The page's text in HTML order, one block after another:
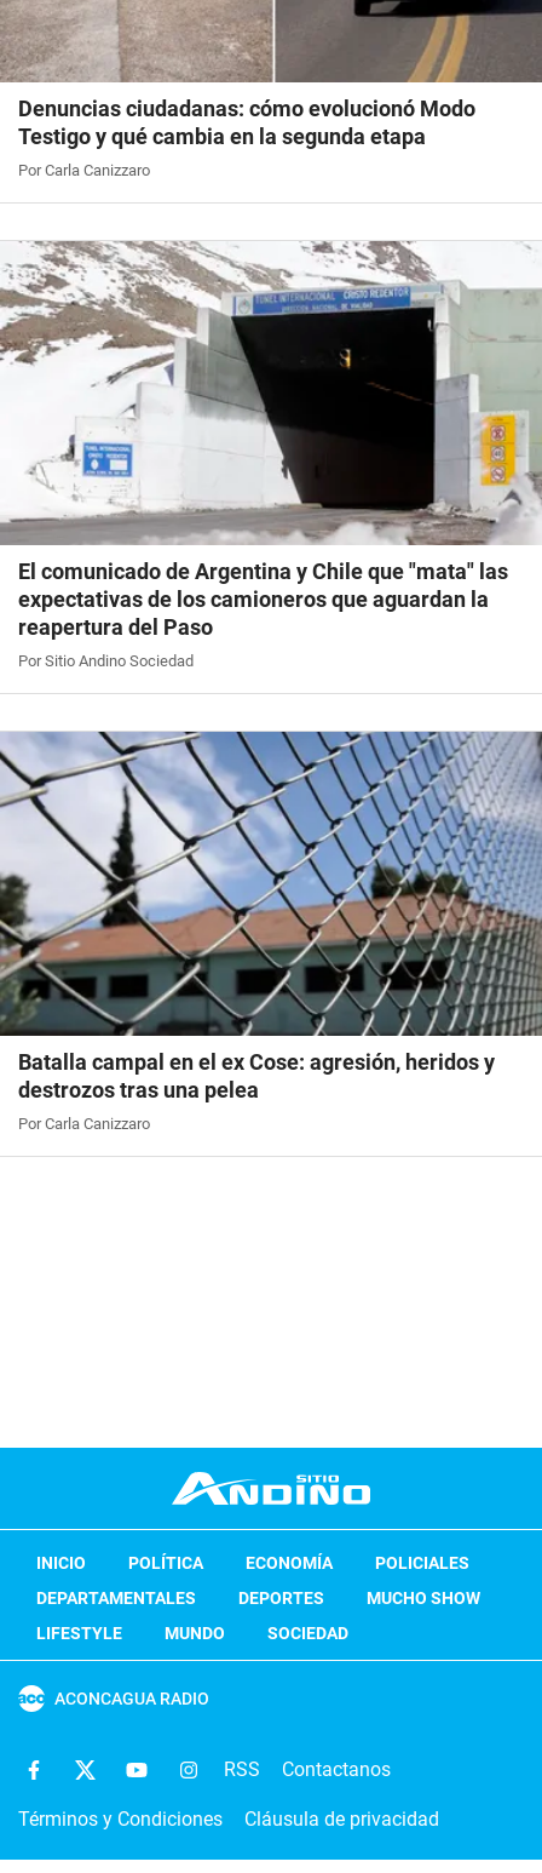
Denuncias ciudadanas: cómo evolucionó Modo
Testigo y qué cambia en la segunda etapa
Por Carla Canizzaro
El comunicado de Argentina y Chile que "mata" las
expectativas de los camioneros que aguardan la
reapertura del Paso
Por Sitio Andino Sociedad
Batalla campal en el ex Cose: agresión, heridos y
destrozos tras una pelea
Por Carla Canizzaro
INICIO POLÍTICA ECONOMÍA
POLICIALES
DEPARTAMENTALES
DEPORTES
MUCHO SHOW
LIFESTYLE
MUNDO SOCIEDAD
ACONCAGUA RADIO
RSS Contactanos
Términos y Condiciones Cláusula de privacidad